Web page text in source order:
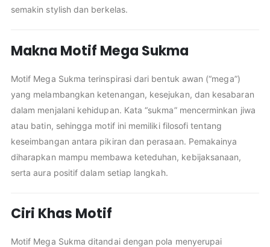
semakin stylish dan berkelas.
Makna Motif Mega Sukma
Motif Mega Sukma terinspirasi dari bentuk awan (“mega”)
yang melambangkan ketenangan, kesejukan, dan kesabaran
dalam menjalani kehidupan. Kata “sukma” mencerminkan jiwa
atau batin, sehingga motif ini memiliki filosofi tentang
keseimbangan antara pikiran dan perasaan. Pemakainya
diharapkan mampu membawa keteduhan, kebijaksanaan,
serta aura positif dalam setiap langkah.
Ciri Khas Motif
Motif Mega Sukma ditandai dengan pola menyerupai